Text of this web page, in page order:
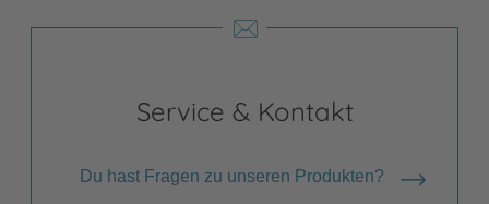
Service & Kontakt
Du hast Fragen zu unseren Produkten?